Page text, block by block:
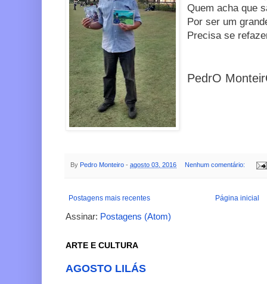
Quem acha que
Por ser um
Precisa se
PedrO
By Pedro Monteiro - agosto 03, 2016 Nenhum comentário:
Postagens mais recentes Página inicial
Assinar: Postagens (Atom)
ARTE E CULTURA
AGOSTO LILÁS